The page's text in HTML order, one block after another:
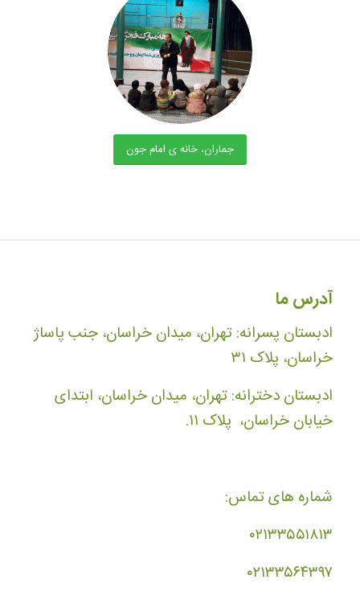
جماران، خانه ی امام جون
آدرس ما
ادبستان پسرانه: تهران، میدان خراسان، جنب پاساژ
خراسان، پلاک ۳۱
ادبستان دخترانه: تهران، میدان خراسان، ابتدای
خیابان خراسان، پلاک ۱۱.
شماره های تماس:
۰۲۱۳۳۵۵۱۸۱۳
۰۲۱۳۳۵۶۴۳۹۷